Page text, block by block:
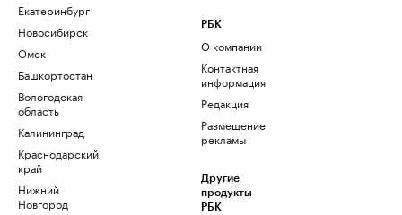
Екатеринбург
Новосибирск
Омск
Башкортостан
Вологодская
область
Калининград
Краснодарский
край
Нижний
Новгород
РБК
О компании
Контактная
информация
Редакция
Размещение
рекламы
Другие
продукты
РБК